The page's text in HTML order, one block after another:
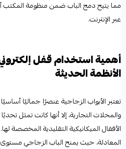
مما يتيح دمج الباب ضمن منظومة المكتب أو
عبر الإنترنت.
أهمية استخدام قفل
الأنظمة الحديثة
تعتبر الأبواب الزجاجية عنصرًا جماليًا
والمحلات التجارية، إلا أنها كانت تمثل
الأقفال الميكانيكية التقليدية المخصصة
المعادلة، حيث يمنح الباب الزجاجي